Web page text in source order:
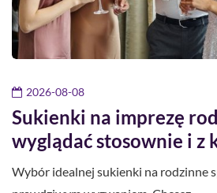
2026-08-08
Sukienki na imprezę
wyglądać stosownie i z
Wybór idealnej sukienki na rodzinne